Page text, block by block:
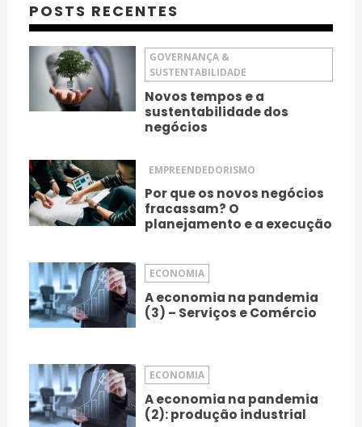
POSTS RECENTES
GOVERNANÇA &
SUSTENTABILIDADE
Novos tempos e a
sustentabilidade dos
negócios
EMPREENDEDORISMO
Por que os novos negócios
fracassam? O
planejamento e a execução
ECONOMIA
A economia na pandemia
(3) – Serviços e Comércio
ECONOMIA
A economia na pandemia
(2): produção industrial